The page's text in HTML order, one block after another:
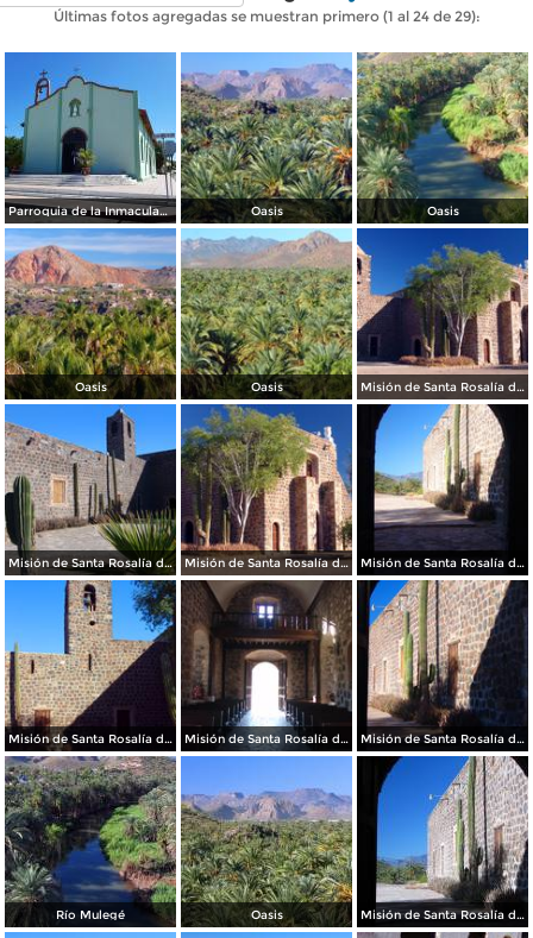
Últimas fotos agregadas se muestran primero (1 al 24 de 29):
Parroquia de la Inmaculada Concepción Oasis Oasis
Oasis Oasis Misión de Santa Rosalía de Mulegé
Misión de Santa Rosalía de Mulegé Misión de Santa Rosalía de Mulegé Misión de Santa Rosalía de Mulegé
Misión de Santa Rosalía de Mulegé Misión de Santa Rosalía de Mulegé Misión de Santa Rosalía de Mulegé
Río Mulegé Oasis Misión de Santa Rosalía de Mulegé